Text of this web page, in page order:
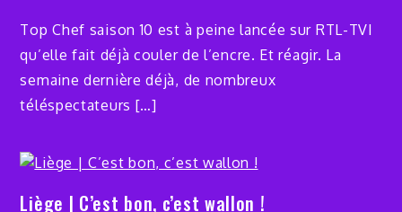
Top Chef saison 10 est à peine lancée sur RTL-TVI
qu’elle fait déjà couler de l’encre. Et réagir. La
semaine dernière déjà, de nombreux
téléspectateurs […]
Liège | C’est bon, c’est wallon !